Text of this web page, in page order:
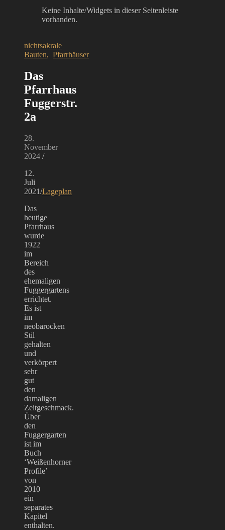
Keine Inhalte/Widgets in dieser Seitenleiste
vorhanden.
nichtsakrale
Bauten, Pfarrhäuser
Das
Pfarrhaus
Fuggerstr.
2a
28.
November
2024 /
12.
Juli
2021/Lageplan
Das
heutige
Pfarrhaus
wurde
1922
im
Bereich
des
ehemaligen
Fuggergartens
errichtet.
Es ist
im
neobarocken
Stil
gehalten
und
verkörpert
sehr
gut
den
damaligen
Zeitgeschmack.
Über
den
Fuggergarten
ist im
Buch
‘Weißenhorner
Profile’
von
2010
ein
separates
Kapitel
enthalten.